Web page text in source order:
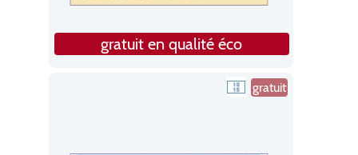
gratuit en qualité éco
gratuit